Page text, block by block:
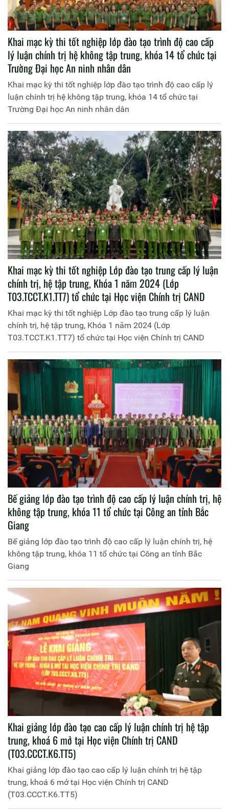
Khai mạc kỳ thi tốt nghiệp lớp đào tạo trình độ cao cấp
lý luận chính trị hệ không tập trung, khóa 14 tổ chức tại
Trường Đại học An ninh nhân dân
Khai mạc kỳ thi tốt nghiệp lớp đào tạo trình độ cao cấp lý
luận chính trị hệ không tập trung, khóa 14 tổ chức tại
Trường Đại học An ninh nhân dân
Khai mạc kỳ thi tốt nghiệp Lớp đào tạo trung cấp lý luận
chính trị, hệ tập trung, Khóa 1 năm 2024 (Lớp
T03.TCCT.K1.TT7) tổ chức tại Học viện Chính trị CAND
Khai mạc kỳ thi tốt nghiệp Lớp đào tạo trung cấp lý luận
chính trị, hệ tập trung, Khóa 1 năm 2024 (Lớp
T03.TCCT.K1.TT7) tổ chức tại Học viện Chính trị CAND
Bế giảng lớp đào tạo trình độ cao cấp lý luận chính trị, hệ
không tập trung, khóa 11 tổ chức tại Công an tỉnh Bắc
Giang
Bế giảng lớp đào tạo trình độ cao cấp lý luận chính trị, hệ
không tập trung, khóa 11 tổ chức tại Công an tỉnh Bắc
Giang
Khai giảng lớp đào tạo cao cấp lý luận chính trị hệ tập
trung, khoá 6 mở tại Học viện Chính trị CAND
(T03.CCCT.K6.TT5)
Khai giảng lớp đào tạo cao cấp lý luận chính trị hệ tập
trung, khoá 6 mở tại Học viện Chính trị CAND
(T03.CCCT.K6.TT5)